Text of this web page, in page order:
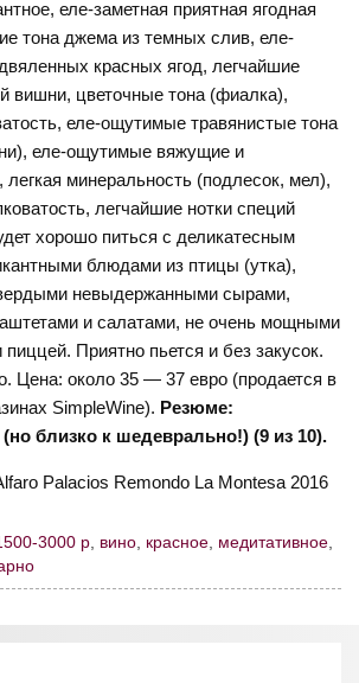
еле-заметная приятная ягодная
тона джема из темных слив, еле-
красных ягод, легчайшие
вишни, цветочные тона (фиалка),
еле-ощутимые травянистые тона
еле-ощутимые вяжущие и
минеральность (подлесок, мел),
легчайшие нотки специй
хорошо питься с деликатесным
блюдами из птицы (утка),
невыдержанными сырами,
и салатами, не очень мощными
Приятно пьется и без закусок.
Цена: около 35 — 37 евро (продается в
SimpleWine). Резюме:
близко к шедеврально!) (9 из 10).
3000 р вино красное медитативное